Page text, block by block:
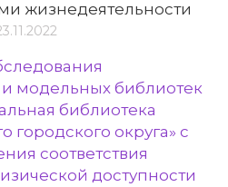
жизнедеятельности
модельных библиотек
библиотека
городского округа» с
соответствия
доступности